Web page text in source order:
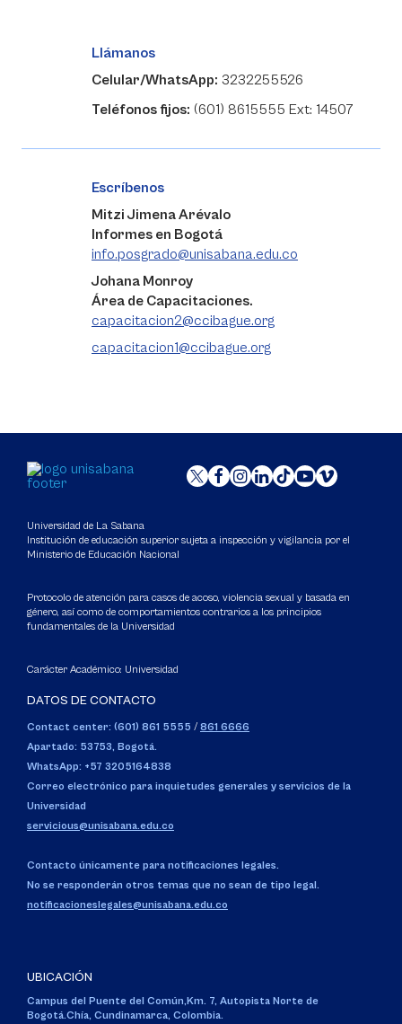
Llámanos
Celular/WhatsApp: 3232255526
Teléfonos fijos: (601) 8615555 Ext: 14507
Escríbenos
Mitzi Jimena Arévalo
Informes en Bogotá
info.posgrado@unisabana.edu.co
Johana Monroy
Área de Capacitaciones.
capacitacion2@ccibague.org
capacitacion1@ccibague.org
Universidad de La Sabana
Institución de educación superior sujeta a inspección y vigilancia por el
Ministerio de Educación Nacional
Protocolo de atención para casos de acoso, violencia sexual y basada en
género, así como de comportamientos contrarios a los principios
fundamentales de la Universidad
Carácter Académico: Universidad
DATOS DE CONTACTO
Contact center: (601) 861 5555 / 861 6666
Apartado: 53753, Bogotá.
WhatsApp: +57 3205164838
Correo electrónico para inquietudes generales y servicios de la
Universidad
servicious@unisabana.edu.co
Contacto únicamente para notificaciones legales.
No se responderán otros temas que no sean de tipo legal.
notificacioneslegales@unisabana.edu.co
UBICACIÓN
Campus del Puente del Común, Km. 7, Autopista Norte de
Bogotá.Chía, Cundinamarca, Colombia.